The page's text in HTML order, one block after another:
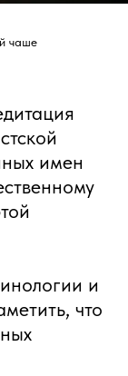
чаше
имен
и
что